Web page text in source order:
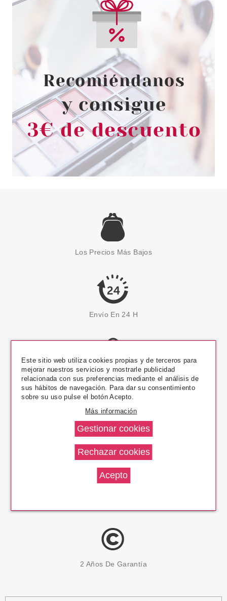
Los Precios Más Bajos
Envío En 24 H
Pago Seguro
14 Días Devolución
2 Años De Garantía
Este sitio web utiliza cookies propias y de terceros para
mejorar nuestros servicios y mostrarle publicidad
relacionada con sus preferencias mediante el análisis de
sus hábitos de navegación. Para dar su consentimiento
sobre su uso pulse el botón Acepto.
Más información